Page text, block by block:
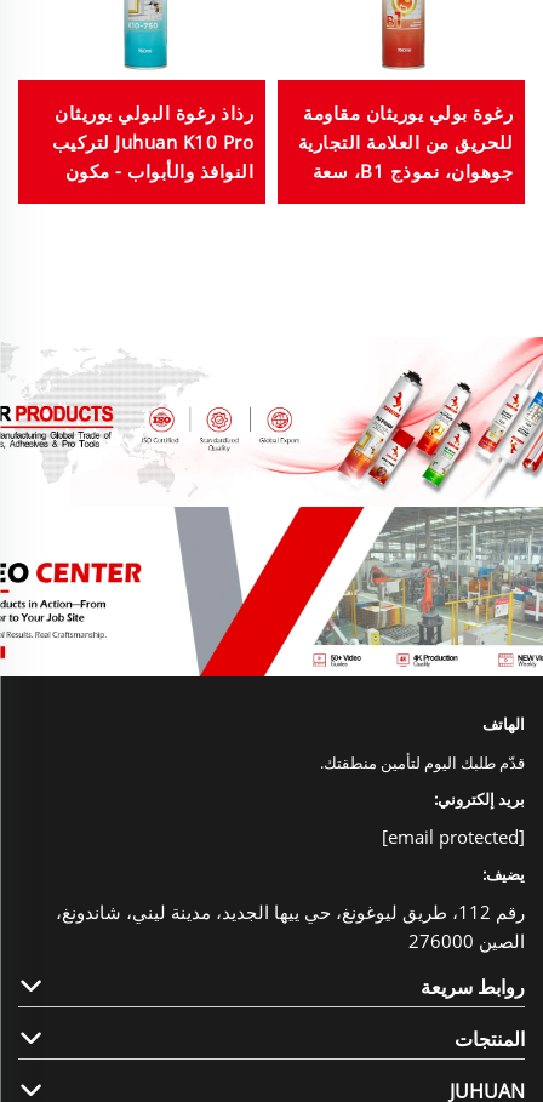
رغوة بولي يوريثان مقاومة
للحريق من العلامة التجارية
جوهوان، نموذج B1، سعة
٧٥٠ مل، تُستخدم في مجال
رذاذ رغوة البولي يوريثان
Juhuan K10 Pro لتركيب
النوافذ والأبواب - مكون
واحد ذو صلابة عالية 750
الهاتف
قدّم طلبك اليوم لتأمين منطقتك.
بريد إلكتروني:
[email protected]
يضيف:
رقم 112، طريق ليوغونغ، حي ييها الجديد، مدينة ليني، شاندونغ،
الصين 276000
روابط سريعة
المنتجات
JUHUAN